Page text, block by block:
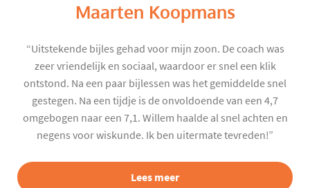
Maarten Koopmans
“Uitstekende bijles gehad voor mijn zoon. De coach was
zeer vriendelijk en sociaal, waardoor er snel een klik
ontstond. Na een paar bijlessen was het gemiddelde snel
gestegen. Na een tijdje is de onvoldoende van een 4,7
omgebogen naar een 7,1. Willem haalde al snel achten en
negens voor wiskunde. Ik ben uitermate tevreden!”
Lees meer